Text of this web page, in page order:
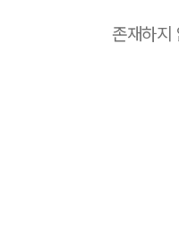
존재하지